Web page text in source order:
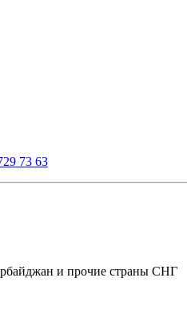
73 63
и прочие страны СНГ